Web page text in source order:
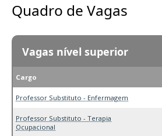
Quadro de Vagas
Vagas nível superior
Cargo
Professor Substituto - Enfermagem
Professor Substituto - Terapia
Ocupacional